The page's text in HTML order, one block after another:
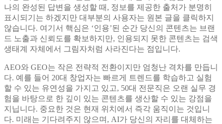
나의 완성된 답변을 생성할 때, 정보를 제공한 출처가 분명히
표시되기는 하겠지만 대부분의 사용자는 원본 글을 클릭하지
않습니다. 여기서 핵심은 ‘인용’된 순간 당신의 콘텐츠는 브랜
드 노출과 신뢰도를 확보하지만, 인용되지 못한 콘텐츠는 검색
생태계 자체에서 그림자처럼 사라진다는 점입니다.
AEO와 GEO는 작은 전략적 전환이지만 엄청난 격차를 만듭니
다. 예를 들어 20대 창업자는 빠르게 트렌드를 학습하고 실험
할 수 있는 유연성을 가지고 있고, 50대 전문직은 오랜 실무 경
험을 바탕으로 한 깊이 있는 콘텐츠를 생산할 수 있는 강점을
지닙니다. 중요한 것은 현재 위치에서 즉각 움직이는 것입니
다. 미래는 기다려주지 않으며, AI가 당신의 자리를 대체하는